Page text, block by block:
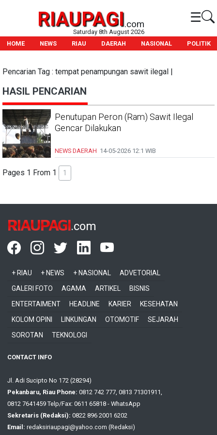
RIAUPAGI.com ☰
Saturday 8th August 2026
HOME
NEWS RIAU DAERAH NASIONAL POLITIK
Pencarian Tag : tempat penampungan sawit ilegal |
HASIL PENCARIAN
Penutupan Peron (Ram) Sawit Ilegal
Gencar Dilakukan
NEWS DAERAH 14-05-2026 12:1 WIB
Pages 1 From 1 1
RIAUPAGI.com
+ RIAU + NEWS + NASIONAL
ADVETORIAL
GALERI FOTO
AGAMA ARTIKEL
BISNIS
ENTERTAIMENT
HEADLINE KARIER
KESEHATAN
KOLOM OPINI
LINKUNGAN OTOMOTIF
SEJARAH
SOROTAN
TEKNOLOGI
CONTACT INFO
Jl. Adi Sucipto No 172 (28294)
Pekanbaru, Riau Phone: 0812 742 777, 0813 71301911,
0812 7641459 Telp/Fax: 0611 65818 - WhatsApp
Sekretaris (Redaksi): 0822 896 2001 6202
Email: redaksiriaupagi@yahoo.com (Redaksi)